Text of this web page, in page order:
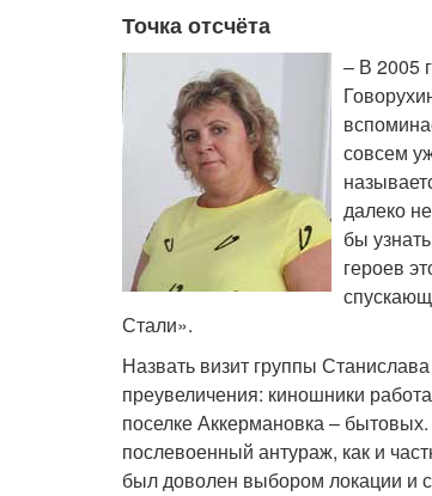
Точка отсчёта
– В 2005
совсем
далеко
бы
героев
Стали».
Назвать визит группы
преувеличения: киношники
поселке Аккермановка –
послевоенный антураж, как и
был доволен выбором локации и